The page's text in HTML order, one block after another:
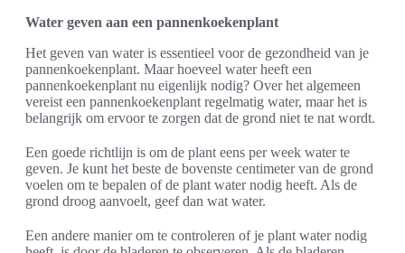
Water geven aan een pannenkoekenplant
Het geven van water is essentieel voor de gezondheid van je
pannenkoekenplant. Maar hoeveel water heeft een
pannenkoekenplant nu eigenlijk nodig? Over het algemeen
vereist een pannenkoekenplant regelmatig water, maar het is
belangrijk om ervoor te zorgen dat de grond niet te nat wordt.
Een goede richtlijn is om de plant eens per week water te
geven. Je kunt het beste de bovenste centimeter van de grond
voelen om te bepalen of de plant water nodig heeft. Als de
grond droog aanvoelt, geef dan wat water.
Een andere manier om te controleren of je plant water nodig